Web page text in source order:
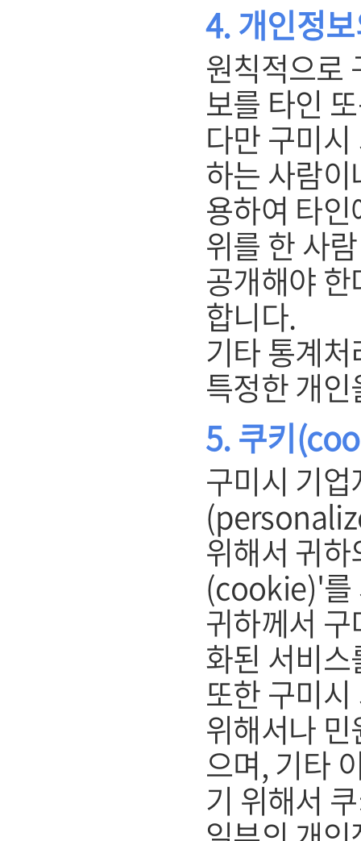
4. 개인정
원칙적으로
보를 타인
다만 구미
하는 사람
용하여 타
위를 한 사
공개해야
합니다.
기타 통계
특정한 개
5. 쿠키
구미시 기
위해서 귀
(cookie)'를
귀하께서
화된 서비
또한 구미
위해서나
으며, 기타
기 위해서